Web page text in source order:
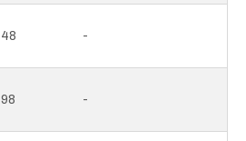
48 -
98 -